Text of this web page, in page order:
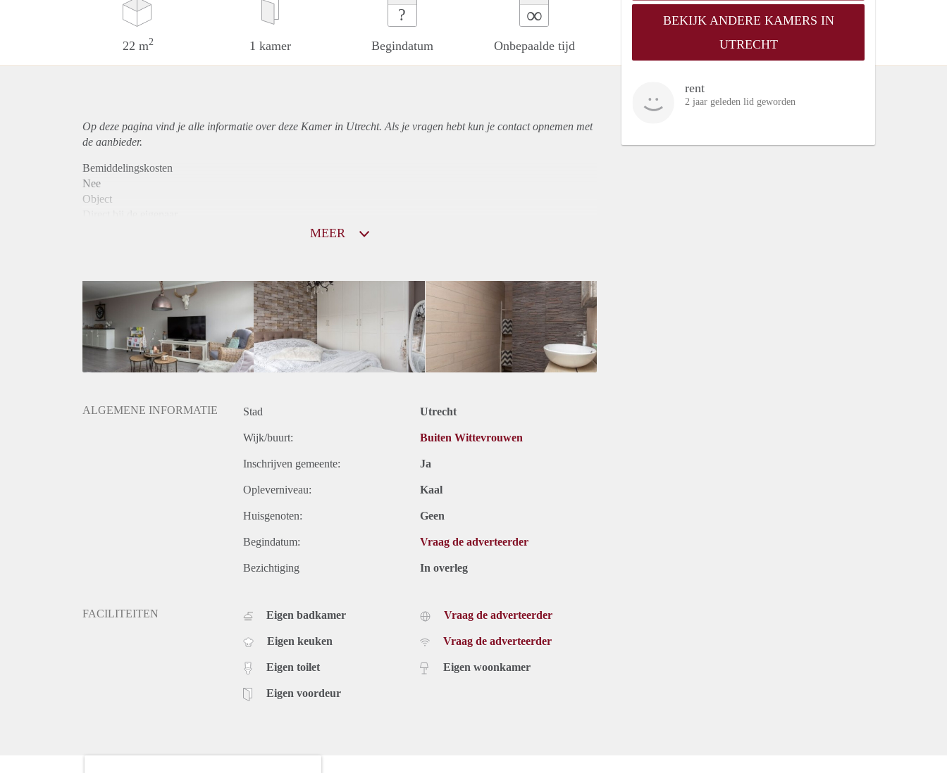
22 m2 1 kamer
?
Begindatum
∞
Onbepaalde tijd
BEKIJK ANDERE KAMERS IN
UTRECHT
rent
2 jaar geleden lid geworden
Op deze pagina vind je alle informatie over deze Kamer in Utrecht. Als je vragen hebt kun je contact opnemen met
de aanbieder.
Bemiddelingskosten
Nee
Object
Huurtoeslag
Niet mogelijk
Inkomen eis
N.V.T.
Huurtermijn
Onbepaalde termijn
MEER
ALGEMENE INFORMATIE Stad Utrecht
Wijk/buurt: Buiten Wittevrouwen
Inschrijven gemeente: Ja
Opleverniveau: Kaal
Huisgenoten: Geen
Begindatum: Vraag de adverteerder
Bezichtiging In overleg
FACILITEITEN Eigen badkamer
Eigen keuken
Eigen toilet
Eigen voordeur
Vraag de adverteerder
Vraag de adverteerder
Eigen woonkamer